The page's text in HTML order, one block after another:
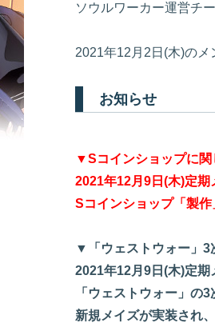
ソウルワーカー運営チー
2021年12月2日(木)の
お知らせ
▼Sコインショップに
2021年12月9日(木)定期
Sコインショップ「製
▼「ウェストウォー」3
2021年12月9日(木)定期
「ウェストウォー」の
新規メイズが実装され